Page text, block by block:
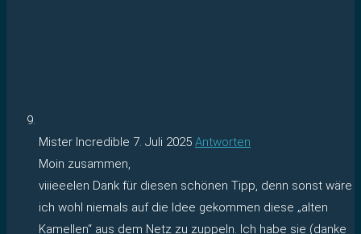
Mister Incredible 7. Juli 2025 Antworten
Moin zusammen,
viiieeelen Dank für diesen schönen Tipp, denn sonst wäre
ich wohl niemals auf die Idee gekommen diese „alten
Kamellen“ aus dem Netz zu zuppeln. Ich habe sie (danke